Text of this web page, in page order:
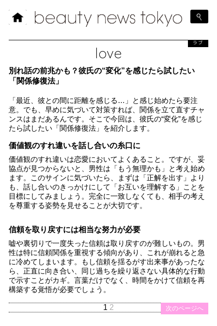
love
ラブ
別れ話の前兆かも？彼氏の“変化”を感じたら試したい
「関係修復法」
「最近、彼との間に距離を感じる…」と感じ始めたら要注
意。でも、早めに気づいて対策すれば、関係を立て直すチャ
ンスはまだあるんです。そこで今回は、彼氏の“変化”を感じ
たら試したい「関係修復法」を紹介します。
価値観のすれ違いを話し合いの糸口に
価値観のすれ違いは恋愛においてよくあること。ですが、妥
協点が見つからないと、男性は「もう無理かも」と考え始め
ます。このサインに気づいたら、まずは「正解を出す」より
も、話し合いのきっかけにして「お互いを理解する」ことを
目標にしてみましょう。完全に一致しなくても、相手の考え
を尊重する姿勢を見せることが大切です。
信頼を取り戻すには相当な努力が必要
嘘や裏切りで一度失った信頼は取り戻すのが難しいもの。男
性は特に信頼関係を重視する傾向があり、これが崩れると急
に冷めてしまいます。もし信頼を揺るがす出来事があったな
ら、正直に向き合い、同じ過ちを繰り返さない具体的な行動
で示すことがカギ。言葉だけでなく、時間をかけて信頼を再
構築する覚悟が必要でしょう。
次のページへ
1 2